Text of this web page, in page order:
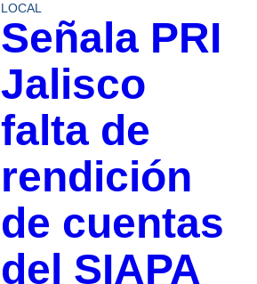
LOCAL
Señala PRI
Jalisco
falta de
rendición
de cuentas
del SIAPA